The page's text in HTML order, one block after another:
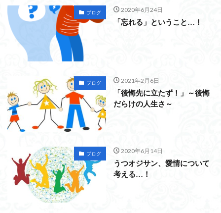
ブログ 2020年6月24日
「忘れる」ということ…！
ブログ 2021年2月6日
「後悔先に立たず！」～後悔
だらけの人生さ～
ブログ 2020年6月14日
うつオジサン、愛情について
考える…！